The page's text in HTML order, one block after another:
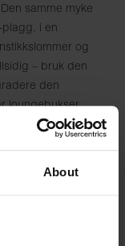
About
samme myke
plagg, i en
og
– bruk den
den
loungebukser.
størrelse M.